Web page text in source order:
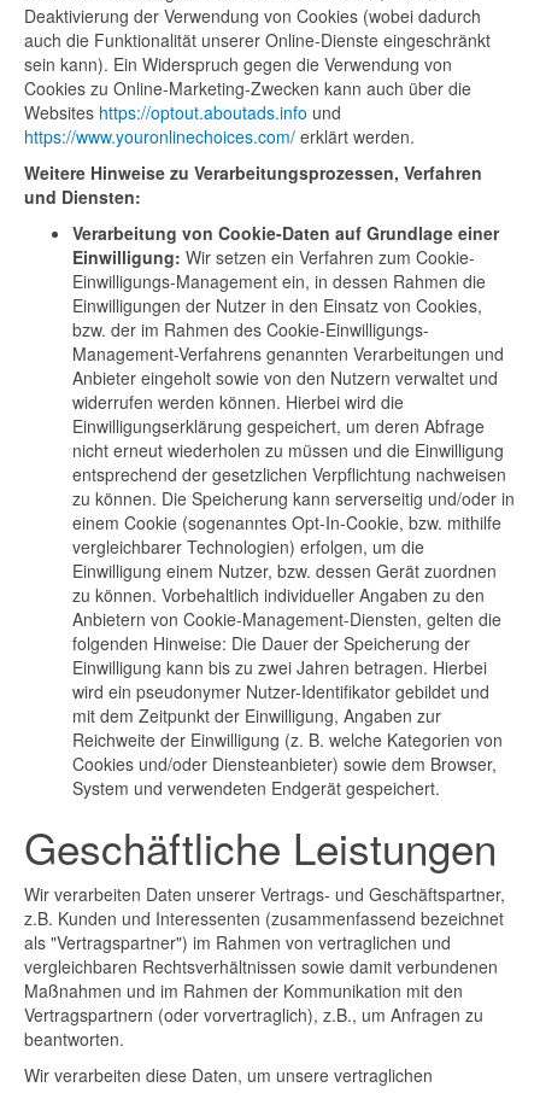
Deaktivierung der Verwendung von Cookies (wobei dadurch
auch die Funktionalität unserer Online-Dienste eingeschränkt
sein kann). Ein Widerspruch gegen die Verwendung von
Cookies zu Online-Marketing-Zwecken kann auch über die
Websites https://optout.aboutads.info und
https://www.youronlinechoices.com/ erklärt werden.
Weitere Hinweise zu Verarbeitungsprozessen, Verfahren
und Diensten:
Verarbeitung von Cookie-Daten auf Grundlage einer
Einwilligung: Wir setzen ein Verfahren zum Cookie-
Einwilligungs-Management ein, in dessen Rahmen die
Einwilligungen der Nutzer in den Einsatz von Cookies,
bzw. der im Rahmen des Cookie-Einwilligungs-
Management-Verfahrens genannten Verarbeitungen und
Anbieter eingeholt sowie von den Nutzern verwaltet und
widerrufen werden können. Hierbei wird die
Einwilligungserklärung gespeichert, um deren Abfrage
nicht erneut wiederholen zu müssen und die Einwilligung
entsprechend der gesetzlichen Verpflichtung nachweisen
zu können. Die Speicherung kann serverseitig und/oder in
einem Cookie (sogenanntes Opt-In-Cookie, bzw. mithilfe
vergleichbarer Technologien) erfolgen, um die
Einwilligung einem Nutzer, bzw. dessen Gerät zuordnen
zu können. Vorbehaltlich individueller Angaben zu den
Anbietern von Cookie-Management-Diensten, gelten die
folgenden Hinweise: Die Dauer der Speicherung der
Einwilligung kann bis zu zwei Jahren betragen. Hierbei
wird ein pseudonymer Nutzer-Identifikator gebildet und
mit dem Zeitpunkt der Einwilligung, Angaben zur
Reichweite der Einwilligung (z. B. welche Kategorien von
Cookies und/oder Diensteanbieter) sowie dem Browser,
System und verwendeten Endgerät gespeichert.
Geschäftliche Leistungen
Wir verarbeiten Daten unserer Vertrags- und Geschäftspartner,
z.B. Kunden und Interessenten (zusammenfassend bezeichnet
als "Vertragspartner") im Rahmen von vertraglichen und
vergleichbaren Rechtsverhältnissen sowie damit verbundenen
Maßnahmen und im Rahmen der Kommunikation mit den
Vertragspartnern (oder vorvertraglich), z.B., um Anfragen zu
beantworten.
Wir verarbeiten diese Daten, um unsere vertraglichen